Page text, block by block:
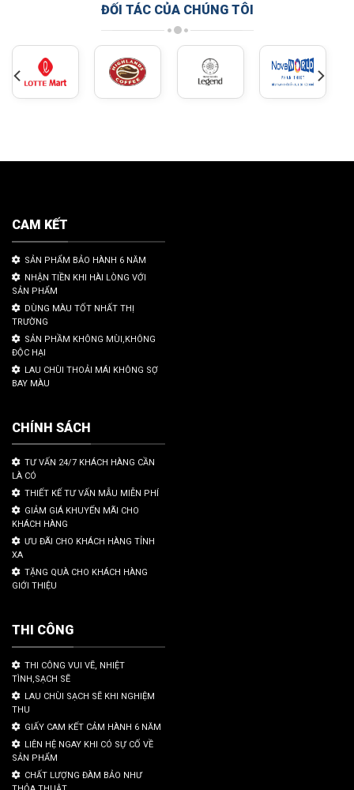
ĐỐI TÁC CỦA CHÚNG TÔI
CAM KẾT
SẢN PHẨM BẢO HÀNH 6 NĂM
NHẬN TIỀN KHI HÀI LÒNG VỚI
SẢN PHẨM
DÙNG MÀU TỐT NHẤT THỊ
TRƯỜNG
SẢN PHẦM KHÔNG MÙI,KHÔNG
ĐỘC HẠI
LAU CHÙI THOẢI MÁI KHÔNG SỢ
BAY MÀU
CHÍNH SÁCH
TƯ VẤN 24/7 KHÁCH HÀNG CẦN
LÀ CÓ
THIẾT KẾ TƯ VẤN MẪU MIỄN PHÍ
GIẢM GIÁ KHUYẾN MÃI CHO
KHÁCH HÀNG
ƯU ĐÃI CHO KHÁCH HÀNG TỈNH
XA
TẶNG QUÀ CHO KHÁCH HÀNG
GIỚI THIỆU
THI CÔNG
THI CÔNG VUI VẼ, NHIỆT
TÌNH,SẠCH SẼ
LAU CHÙI SẠCH SẼ KHI NGHIỆM
THU
GIẤY CAM KẾT CẢM HÀNH 6 NĂM
LIÊN HỆ NGAY KHI CÓ SỰ CỐ VỀ
SẢN PHẨM
CHẤT LƯỢNG ĐÀM BẢO NHƯ